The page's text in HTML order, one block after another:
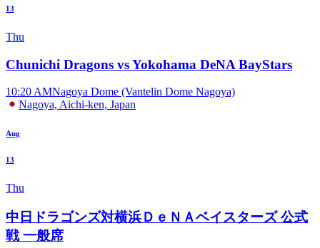
13
Thu
Chunichi Dragons vs Yokohama DeNA BayStars
10:20 AMNagoya Dome (Vantelin Dome Nagoya)
Nagoya, Aichi-ken, Japan
Aug
13
Thu
中日ドラゴンズ対横浜ＤｅＮＡベイスターズ 公式
戦 一般席